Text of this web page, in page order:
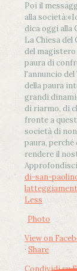
Poi il
alla società:
dica oggi alla
La Chiesa del
del magistero
paura di
l'annuncio del
della paura
grandi
di riarmo, di
fronte a
società di
paura,
rendere il
di-san-
Less
Photo
View on
· Share